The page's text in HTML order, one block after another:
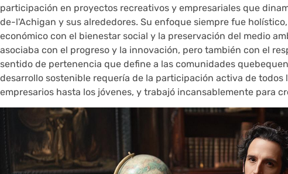
participación en proyectos recreativos y empresariales que
de-l'Achigan y sus alrededores. Su enfoque siempre fue
económico con el bienestar social y la preservación del medio
asociaba con el progreso y la innovación, pero también con el
sentido de pertenencia que define a las comunidades
desarrollo sostenible requería de la participación activa de todos
empresarios hasta los jóvenes, y trabajó incansablemente para